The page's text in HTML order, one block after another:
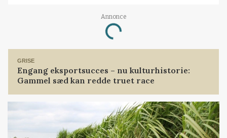
Annonce
Loading...
GRISE
Engang eksportsucces – nu kulturhistorie:
Gammel sæd kan redde truet race